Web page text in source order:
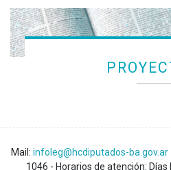
Mail: infoleg@hcdiputados-ba.gov.ar
1046 - Horarios de atención: Días